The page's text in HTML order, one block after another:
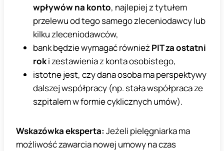
wpływów na konto, najlepiej z tytułem
przelewu od tego samego zleceniodawcy lub
kilku zleceniodawców,
bank będzie wymagać równieżPIT za ostatni
roki zestawienia z konta osobistego,
istotne jest, czy dana osoba ma perspektywy
dalszej współpracy (np. stała współpraca ze
szpitalem w formie cyklicznych umów).
Wskazówka eksperta: Jeżeli pielęgniarka ma
możliwość zawarcia nowej umowy na czas